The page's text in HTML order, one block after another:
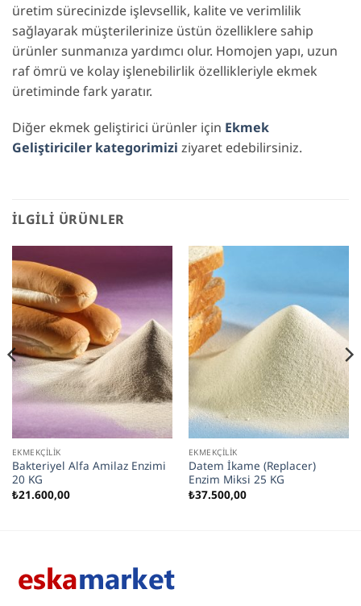
üretim sürecinizde işlevsellik, kalite ve verimlilik
sağlayarak müşterilerinize üstün özelliklere sahip
ürünler sunmanıza yardımcı olur. Homojen yapı, uzun
raf ömrü ve kolay işlenebilirlik özellikleriyle ekmek
üretiminde fark yaratır.
Diğer ekmek geliştirici ürünler için Ekmek
Geliştiriciler kategorimizi ziyaret edebilirsiniz.
İLGILI ÜRÜNLER
EKMEKÇILIK
Bakteriyel Alfa Amilaz Enzimi
20 KG
₺21.600,00
EKMEKÇILIK
Datem İkame (Replacer)
Enzim Miksi 25 KG
₺37.500,00